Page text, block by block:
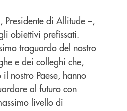
, Presidente di Allitude –,
obiettivi prefissati.
traguardo del nostro
e dei colleghi che,
nostro Paese, hanno
al futuro con
livello di